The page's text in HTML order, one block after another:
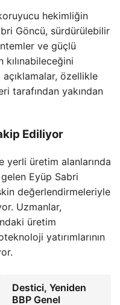
hekimliğin
Göncü, sürdürülebilir
ve güçlü
özellikle
tarafından yakından
Ediliyor
yerli üretim alanlarında
Eyüp Sabri
değerlendirmeleriyle
Uzmanlar,
üretim
yatırımlarının
Destici, Yeniden
BBP Genel